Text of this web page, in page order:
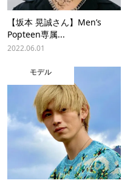
【坂本 晃誠さん】Men’s
Popteen専属...
2022.06.01
モデル